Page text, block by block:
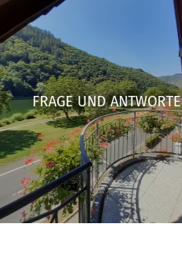
FRAGE UND ANTWORTE